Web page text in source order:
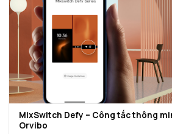
MixSwitch Defy – Công tắc thông
Orvibo